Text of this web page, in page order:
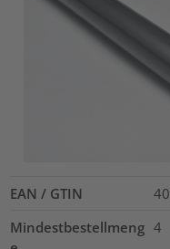
EAN / GTIN
Mindestbestellmeng 4